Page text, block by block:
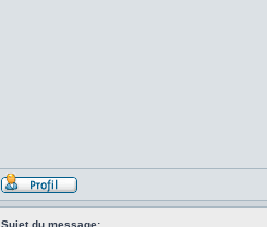
Sujet du message: